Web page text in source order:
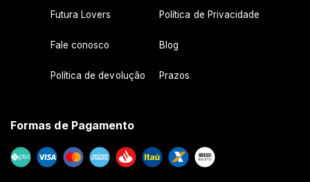
Futura Lovers Política de Privacidade
Fale conosco Blog
Política de devolução Prazos
Formas de Pagamento